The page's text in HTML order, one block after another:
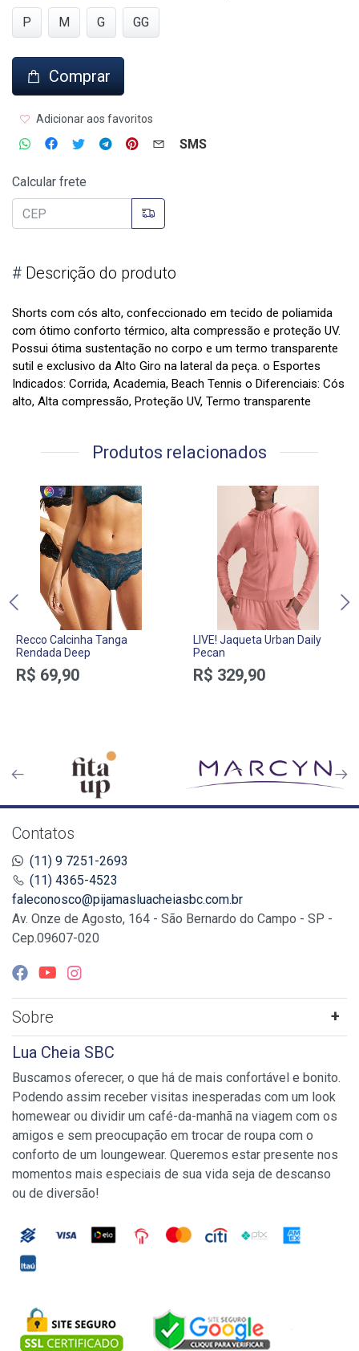
P M G GG
Comprar
Adicionar aos favoritos
SMS
Calcular frete
# Descrição do produto
Shorts com cós alto, confeccionado em tecido de poliamida
com ótimo conforto térmico, alta compressão e proteção UV.
Possui ótima sustentação no corpo e um termo transparente
sutil e exclusivo da Alto Giro na lateral da peça. o Esportes
Indicados: Corrida, Academia, Beach Tennis o Diferenciais: Cós
alto, Alta compressão, Proteção UV, Termo transparente
Produtos relacionados
Recco Calcinha Tanga
Rendada Deep
R$ 69,90
LIVE! Jaqueta Urban Daily
Pecan
R$ 329,90
Contatos
(11) 9 7251-2693
(11) 4365-4523
faleconosco@pijamasluacheiasbc.com.br
Av. Onze de Agosto, 164 - São Bernardo do Campo - SP -
Cep.09607-020
Sobre
Lua Cheia SBC
Buscamos oferecer, o que há de mais confortável e bonito.
Podendo assim receber visitas inesperadas com um look
homewear ou dividir um café-da-manhã na viagem com os
amigos e sem preocupação em trocar de roupa com o
conforto de um loungewear. Queremos estar presente nos
momentos mais especiais de sua vida seja de descanso
ou de diversão!